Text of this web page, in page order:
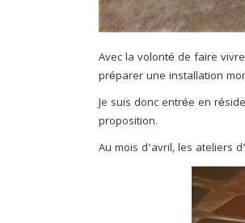
Avec la volonté de faire
préparer une installation
Je suis donc entrée en
proposition.
Au mois d’avril, les ateliers